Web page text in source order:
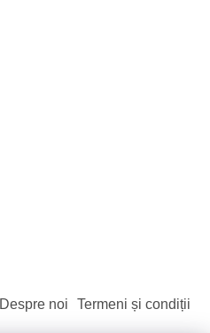
Despre noi Termeni și condiții